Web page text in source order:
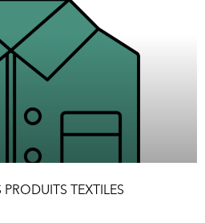
PRODUITS TEXTILES